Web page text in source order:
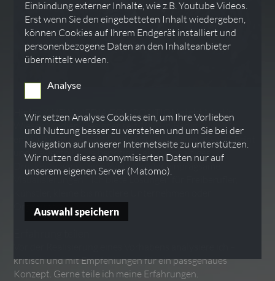
Einbindung externer Inhalte, wie z.B. Youtube Videos.
Erst wenn Sie den eingebetteten Inhalt wiedergeben,
können Cookies auf Ihrem Endgerät installiert und
personenbezogene Daten an den Inhalteanbieter
übermittelt werden.
Analyse
Wir setzen Analyse Cookies ein, um Ihre Vorlieben
und Nutzung besser zu verstehen und um Sie bei der
Navigation auf unserer Internetseite zu unterstützen.
Wir nutzen diese anonymisierten Daten nur auf
unserem eigenen Server (Matomo).
Hinter X NEW MEDIA COMPOSITION steht Martin
Wieser, Medien-Designer seit 1998 in Berlin. XNMC
entwirft und realisiert Medienproduktionen in Web, Print
und Bewegtbild. Sie benötigen ein nachhaltiges
Druckerzeugniss, eine Website oder einprägsame
Visualisierungen? Ich biete Lösungen für Freiberufler,
Organisationen.
kritisch und mit Empfehlungen für ein passgenaues
Konzept. Gerne teile ich meine Erfahrungen.